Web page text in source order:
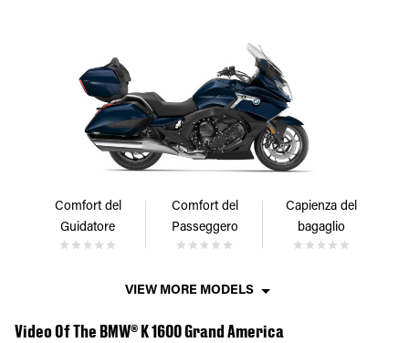
Comfort del
Guidatore
Comfort del
Passeggero
Capienza del
bagaglio
VIEW MORE MODELS
Video Of The BMW® K 1600 Grand America